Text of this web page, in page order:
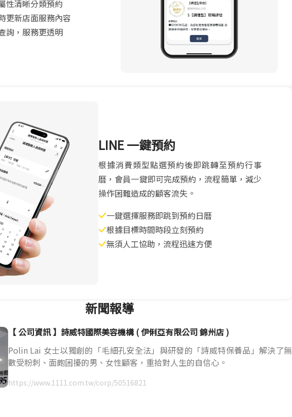
性清晰分類預約
更新店面服務內容
詢，服務更透明
LINE 一鍵預約
根據消費類型點選預約後即跳轉至預約行事
曆，會員一鍵即可完成預約，流程簡單，減少
操作困難造成的顧客流失。
一鍵選擇服務即跳到預約日曆
根據目標時間時段立刻預約
無須人工協助，流程迅速方便
新聞報導
【 公司資訊 】詩威特國際美容機構 ( 伊俐亞有限公司 錦州店 )
Polin Lai 女士以獨創的「毛細孔安全法」與研發的「詩威特保養品」解決了無
數受粉刺、面皰困擾的男、女性顧客，重拾對人生的自信心。
https://www.1111.com.tw/corp/50516821